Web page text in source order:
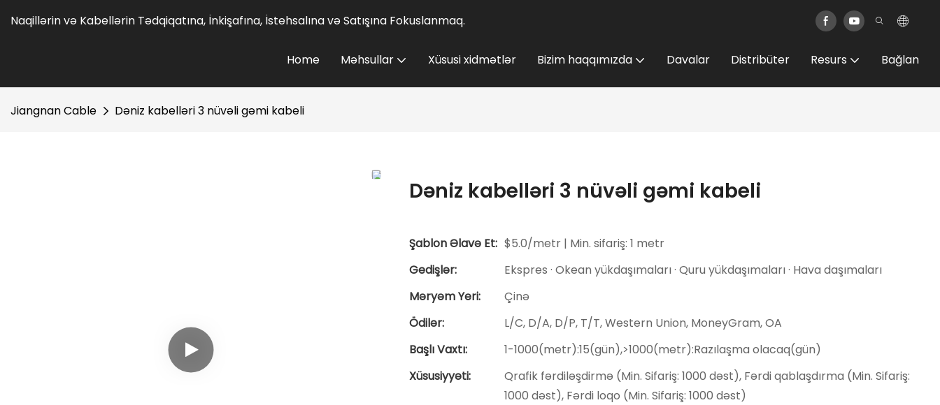
Naqillərin və Kabellərin Tədqiqatına, İnkişafına, İstehsalına və Satışına Fokuslanmaq.
Home Məhsullar Xüsusi xidmətlər Bizim haqqımızda Davalar Distribüter Resurs Bağlan
Jiangnan Cable Dəniz kabelləri 3 nüvəli gəmi kabeli
Dəniz kabelləri 3 nüvəli gəmi kabeli
Şablon Əlavə Et: $5.0/metr | Min. sifariş: 1 metr
Gedişlər:
Ekspres · Okean yükdaşımaları · Quru yükdaşımaları · Hava daşımaları
Məryəm Yeri:
Çinə
Ödilər:
L/C, D/A, D/P, T/T, Western Union, MoneyGram, OA
Başlı Vaxtı:
1-1000(metr):15(gün),>1000(metr):Razılaşma olacaq(gün)
Xüsusiyyəti:
Qrafik fərdiləşdirmə (Min. Sifariş: 1000 dəst), Fərdi qablaşdırma (Min. Sifariş:
1000 dəst), Fərdi loqo (Min. Sifariş: 1000 dəst)